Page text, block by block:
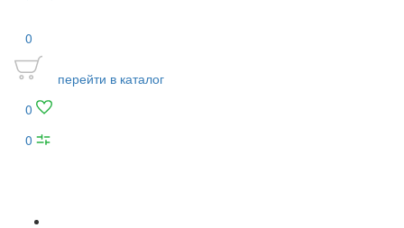
0
перейти в каталог
0
0